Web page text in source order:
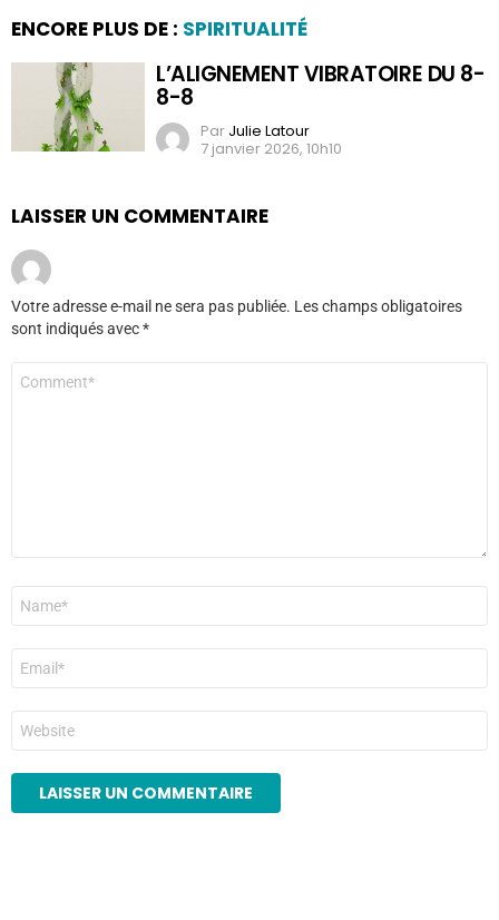
ENCORE PLUS DE : SPIRITUALITÉ
L’ALIGNEMENT VIBRATOIRE DU 8-
8-8
Par Julie Latour
7 janvier 2026, 10h10
LAISSER UN COMMENTAIRE
Votre adresse e-mail ne sera pas publiée. Les champs obligatoires
sont indiqués avec*
Commentaire
Nom
E-
mail
*
Site
web